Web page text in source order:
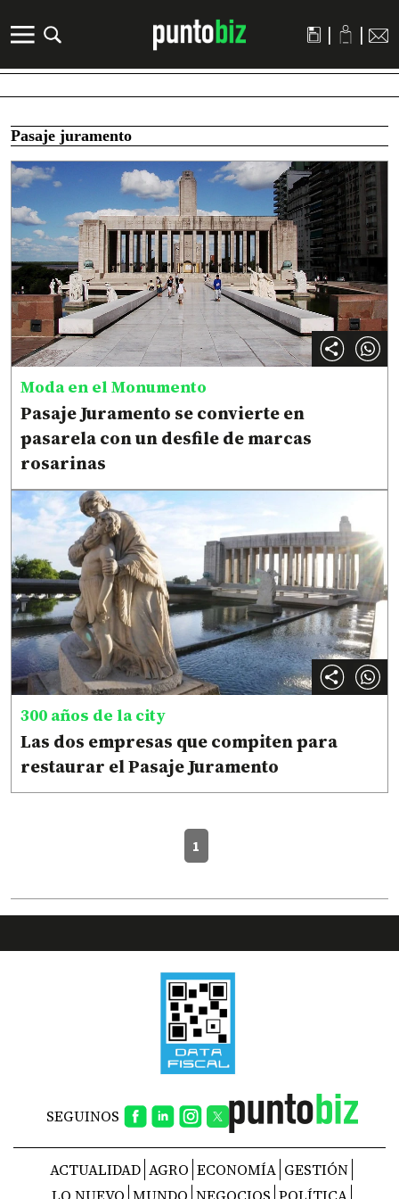
| |
Pasaje juramento
Moda en el Monumento
Pasaje Juramento se convierte en
pasarela con un desfile de marcas
rosarinas
300 años de la city
Las dos empresas que compiten para
restaurar el Pasaje Juramento
1
SEGUINOS
ACTUALIDAD AGRO ECONOMÍA GESTIÓN